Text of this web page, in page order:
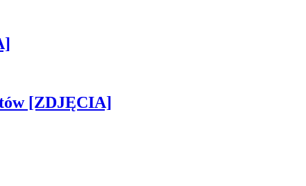
[ZDJĘCIA]